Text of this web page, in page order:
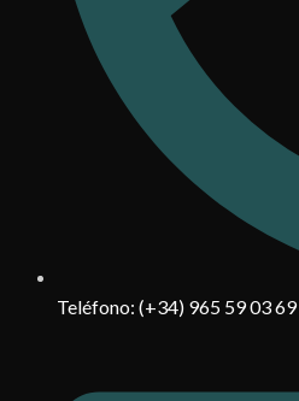
Teléfono: (+34) 965 59 03 69